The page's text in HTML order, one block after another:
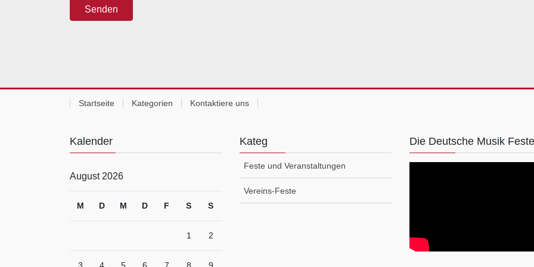
Startseite Kategorien Kontaktiere uns
Kalender
August 2026
M D M D F S S
1 2
Kateg
Feste und Veranstaltungen
Vereins-Feste
Die Deutsche Musik Feste